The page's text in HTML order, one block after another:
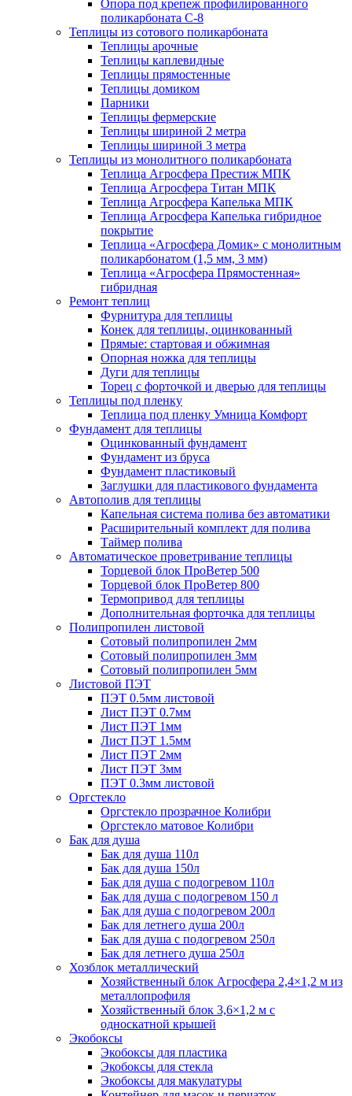
Опора под крепеж профилированного
поликарбоната С-8
Теплицы из сотового поликарбоната
Теплицы арочные
Теплицы каплевидные
Теплицы прямостенные
Теплицы домиком
Парники
Теплицы фермерские
Теплицы шириной 2 метра
Теплицы шириной 3 метра
Теплицы из монолитного поликарбоната
Теплица Агросфера Престиж МПК
Теплица Агросфера Титан МПК
Теплица Агросфера Капелька МПК
Теплица Агросфера Капелька гибридное
покрытие
Теплица «Агросфера Домик» с монолитным
поликарбонатом (1,5 мм, 3 мм)
Теплица «Агросфера Прямостенная»
гибридная
Ремонт теплиц
Фурнитура для теплицы
Конек для теплицы, оцинкованный
Прямые: стартовая и обжимная
Опорная ножка для теплицы
Дуги для теплицы
Торец с форточкой и дверью для теплицы
Теплицы под пленку
Теплица под пленку Умница Комфорт
Фундамент для теплицы
Оцинкованный фундамент
Фундамент из бруса
Фундамент пластиковый
Заглушки для пластикового фундамента
Автополив для теплицы
Капельная система полива без автоматики
Расширительный комплект для полива
Таймер полива
Автоматическое проветривание теплицы
Торцевой блок ПроВетер 500
Торцевой блок ПроВетер 800
Термопривод для теплицы
Дополнительная форточка для теплицы
Полипропилен листовой
Сотовый полипропилен 2мм
Сотовый полипропилен 3мм
Сотовый полипропилен 5мм
Листовой ПЭТ
ПЭТ 0.5мм листовой
Лист ПЭТ 0.7мм
Лист ПЭТ 1мм
Лист ПЭТ 1.5мм
Лист ПЭТ 2мм
Лист ПЭТ 3мм
ПЭТ 0.3мм листовой
Оргстекло
Оргстекло прозрачное Колибри
Оргстекло матовое Колибри
Бак для душа
Бак для душа 110л
Бак для душа 150л
Бак для душа с подогревом 110л
Бак для душа с подогревом 150 л
Бак для душа с подогревом 200л
Бак для летнего душа 200л
Бак для душа с подогревом 250л
Бак для летнего душа 250л
Хозблок металлический
Хозяйственный блок Агросфера 2,4×1,2 м из
металлопрофиля
Хозяйственный блок 3,6×1,2 м с
односкатной крышей
Экобоксы
Экобоксы для пластика
Экобоксы для стекла
Экобоксы для макулатуры